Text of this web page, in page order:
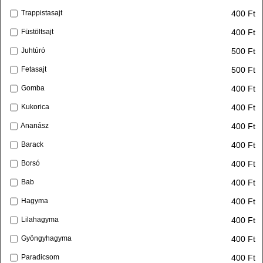
Trappistasajt 400 Ft
Füstöltsajt 400 Ft
Juhtúró 500 Ft
Fetasajt 500 Ft
Gomba 400 Ft
Kukorica 400 Ft
Ananász 400 Ft
Barack 400 Ft
Borsó 400 Ft
Bab 400 Ft
Hagyma 400 Ft
Lilahagyma 400 Ft
Gyöngyhagyma 400 Ft
Paradicsom 400 Ft